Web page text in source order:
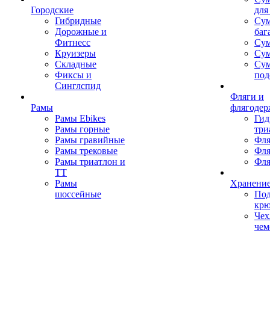
Городские
Гибридные
Дорожные и
Фитнесс
Круизеры
Складные
Фиксы и
Синглспид
Рамы
Рамы Ebikes
Рамы горные
Рамы гравийные
Рамы трековые
Рамы триатлон и
ТТ
Рамы
шоссейные
Фляги и